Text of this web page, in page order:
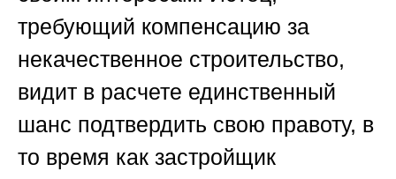
требующий компенсацию за
некачественное строительство,
видит в расчете единственный
шанс подтвердить свою правоту, в
то время как застройщик